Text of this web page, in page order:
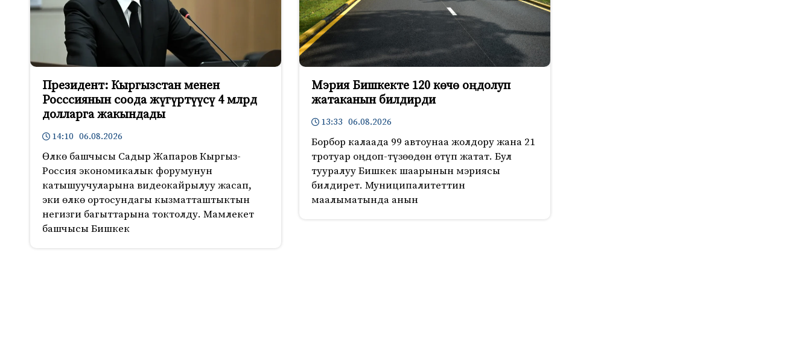
Президент: Кыргызстан менен
Росссиянын соода жүгүртүүсү 4 млрд
долларга жакындады
14:10 06.08.2026
Өлкө башчысы Садыр Жапаров Кыргыз-
Россия экономикалык форумунун
катышуучуларына видеокайрылуу жасап,
эки өлкө ортосундагы кызматташтыктын
негизги багыттарына токтолду. Мамлекет
башчысы Бишкек
Мэрия Бишкекте 120 көчө оңдолуп
жатаканын билдирди
13:33 06.08.2026
Борбор калаада 99 автоунаа жолдору жана 21
тротуар оңдоп-түзөөдөн өтүп жатат. Бул
тууралуу Бишкек шаарынын мэриясы
билдирет. Муниципалитеттин
маалыматында анын